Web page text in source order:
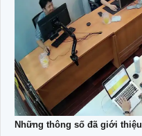
Những thông số đã giới thiệu